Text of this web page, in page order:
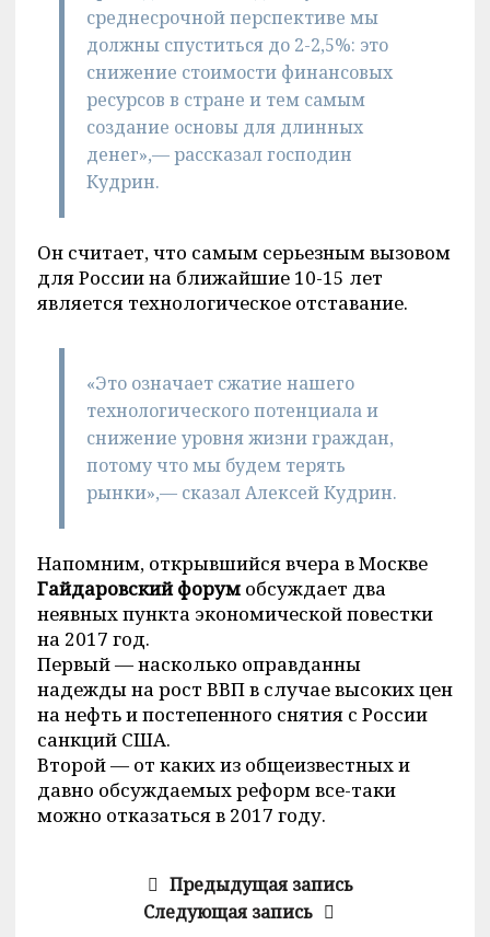
среднесрочной перспективе мы
должны спуститься до 2-2,5%: это
снижение стоимости финансовых
ресурсов в стране и тем самым
создание основы для длинных
денег»,— рассказал господин
Кудрин.
Он считает, что самым серьезным вызовом
для России на ближайшие 10-15 лет
является технологическое отставание.
«Это означает сжатие нашего
технологического потенциала и
снижение уровня жизни граждан,
потому что мы будем терять
рынки»,— сказал Алексей Кудрин.
Напомним, открывшийся вчера в Москве
Гайдаровский форумобсуждает два
неявных пункта экономической повестки
на 2017 год.
Первый — насколько оправданны
надежды на рост ВВП в случае высоких цен
на нефть и постепенного снятия с России
санкций США.
Второй — от каких из общеизвестных и
давно обсуждаемых реформ все-таки
можно отказаться в 2017 году.
Предыдущая запись
Следующая запись